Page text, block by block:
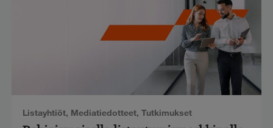
Listayhtiöt, Mediatiedotteet, Tutkimukset